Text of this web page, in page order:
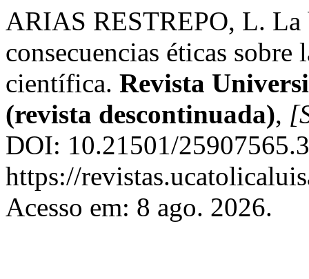
ARIAS RESTREPO, L. La
consecuencias éticas
científica. Revista
(revista descontinuada),
DOI: 10.21501/
https://
Acesso em: 8 ago. 2026.